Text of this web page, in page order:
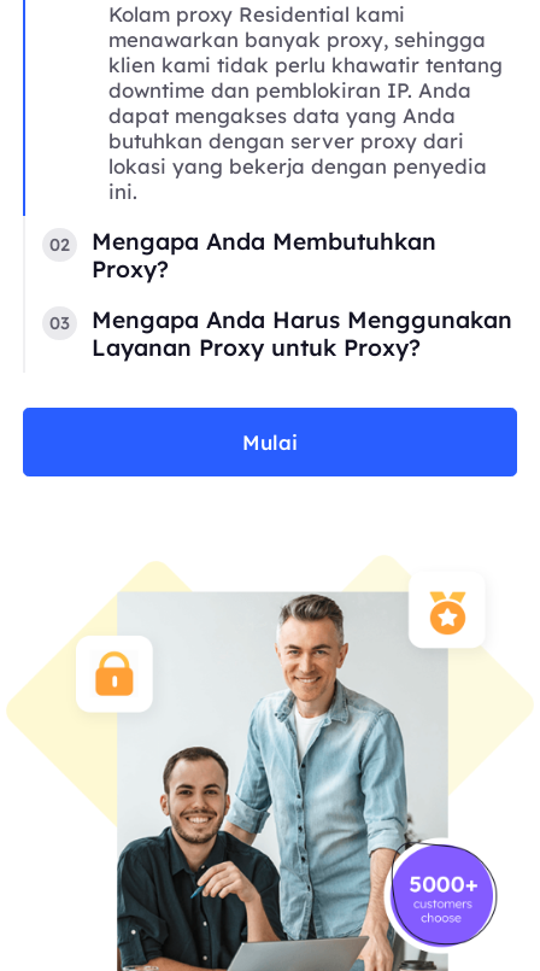
Kolam proxy Residential kami
menawarkan banyak proxy, sehingga
klien kami tidak perlu khawatir tentang
downtime dan pemblokiran IP. Anda
dapat mengakses data yang Anda
butuhkan dengan server proxy dari
lokasi yang bekerja dengan penyedia
ini.
02
Mengapa Anda Membutuhkan
Proxy?
03
Mengapa Anda Harus Menggunakan
Layanan Proxy untuk Proxy?
Mulai